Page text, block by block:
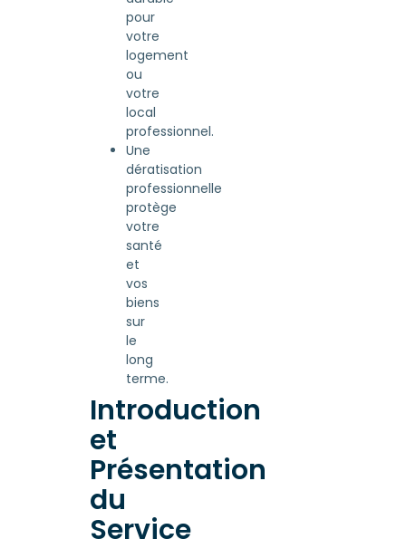
pour
votre
logement
ou
votre
local
professionnel.
Une
dératisation
professionnelle
protège
votre
santé
et
vos
biens
sur
le
long
terme.
Introduction
et
Présentation
du
Service